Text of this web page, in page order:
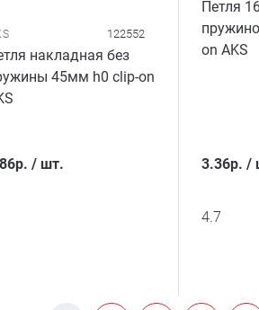
122552
накладная без
45мм h0 clip-on
р. / шт.
Петля
on AKS
3.36р. /
4.7